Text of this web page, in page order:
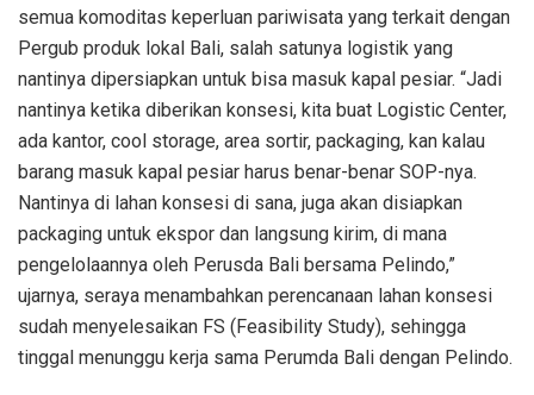
semua komoditas keperluan pariwisata yang terkait dengan
Pergub produk lokal Bali, salah satunya logistik yang
nantinya dipersiapkan untuk bisa masuk kapal pesiar. “Jadi
nantinya ketika diberikan konsesi, kita buat Logistic Center,
ada kantor, cool storage, area sortir, packaging, kan kalau
barang masuk kapal pesiar harus benar-benar SOP-nya.
Nantinya di lahan konsesi di sana, juga akan disiapkan
packaging untuk ekspor dan langsung kirim, di mana
pengelolaannya oleh Perusda Bali bersama Pelindo,”
ujarnya, seraya menambahkan perencanaan lahan konsesi
sudah menyelesaikan FS (Feasibility Study), sehingga
tinggal menunggu kerja sama Perumda Bali dengan Pelindo.